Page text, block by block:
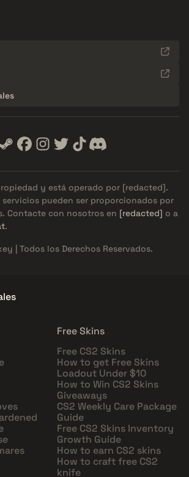
y está operado por [redacted].
pueden ser proporcionados por
Contacte con nosotros en [redacted] o a
.
| Todos los Derechos Reservados.
Free Skins
Free CS2 Skins
How to get Free Skins
Loadout Under $10
How to Win CS2 Skins
Giveaways
CS2 Weekly Care Package
Guide
Free CS2 Skins Inventory
Growth Guide
How to earn CS2 skins
How to craft free CS2
knife